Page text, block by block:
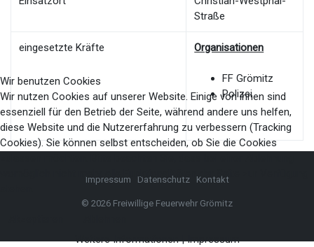
Straße
eingesetzte Kräfte Organisationen
FF Grömitz
Polizei
Impressum Datenschutz Kontakt
© 2026 Freiwillige Feuerwehr Grömitz
Wir benutzen Cookies
Wir nutzen Cookies auf unserer Website. Einige von ihnen sind
essenziell für den Betrieb der Seite, während andere uns helfen,
diese Website und die Nutzererfahrung zu verbessern (Tracking
Cookies). Sie können selbst entscheiden, ob Sie die Cookies
womöglich nicht mehr alle Funktionalitäten der Seite zur Verfügung
Weitere Informationen|Impressum